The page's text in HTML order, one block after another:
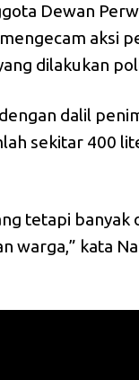
Dewan
aksi
dilakukan
dalil
sekitar 400
tetapi banyak
warga,” kata